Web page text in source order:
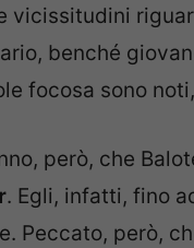
vicissitudini
benché
focosa sono
però, che
. Egli, infatti, fino
Peccato, però,